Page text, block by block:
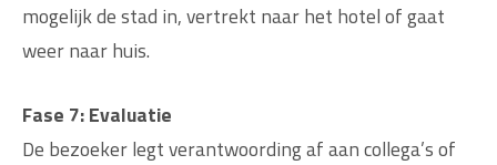
mogelijk de stad in, vertrekt naar het hotel of gaat
weer naar huis.
Fase 7: Evaluatie
De bezoeker legt verantwoording af aan collega’s of